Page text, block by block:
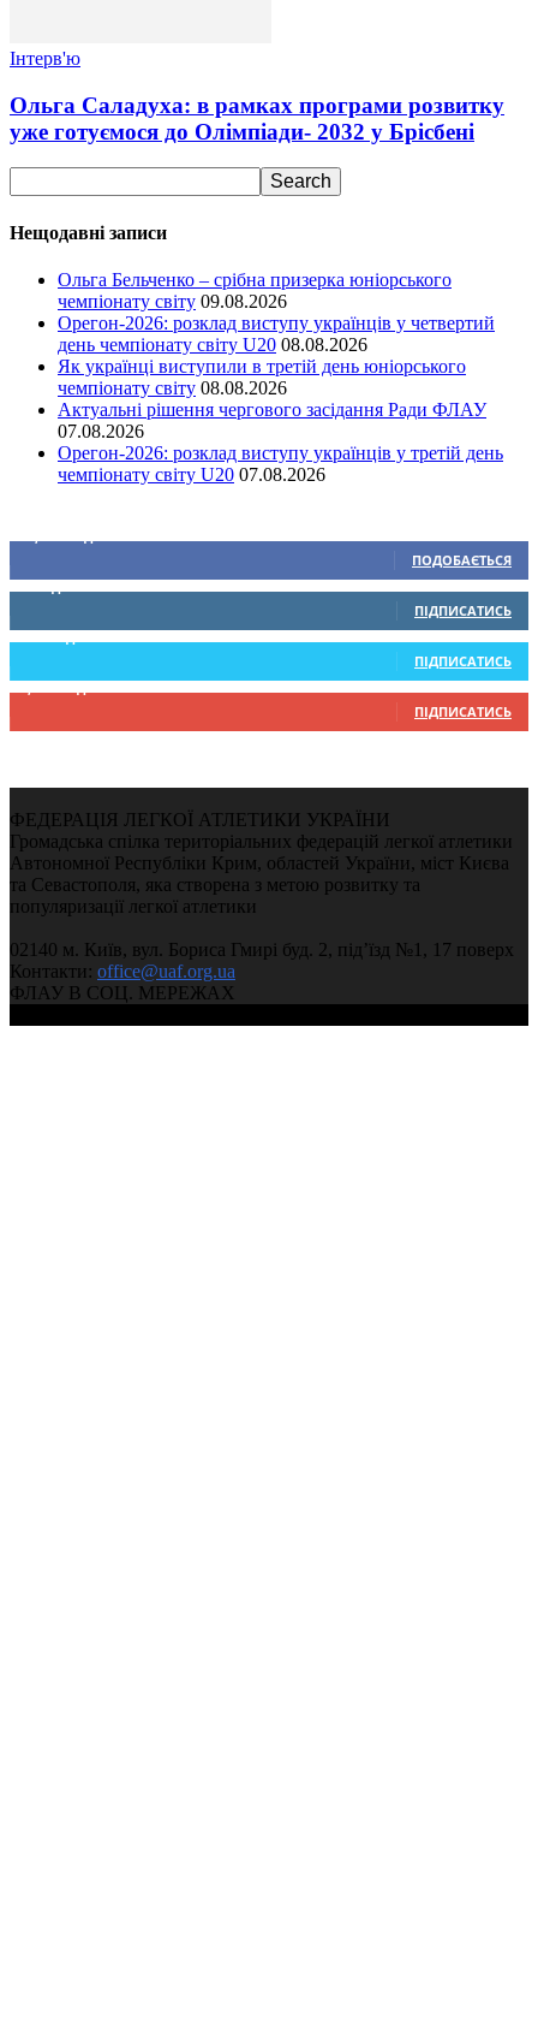
Інтерв'ю
Ольга Саладуха: в рамках програми розвитку
уже готуємося до Олімпіади- 2032 у Брісбені
Нещодавні записи
Ольга Бельченко – срібна призерка юніорського
чемпіонату світу 09.08.2026
Орегон-2026: розклад виступу українців у четвертий
день чемпіонату світу U20 08.08.2026
Як українці виступили в третій день юніорського
чемпіонату світу 08.08.2026
Актуальні рішення чергового засідання Ради ФЛАУ
07.08.2026
Орегон-2026: розклад виступу українців у третій день
чемпіонату світу U20 07.08.2026
ПОДОБАЄТЬСЯ
0 Підписників
ПІДПИСАТИСЬ
234 Підписників
ПІДПИСАТИСЬ
9,370 Підписників
ПІДПИСАТИСЬ
ФЕДЕРАЦІЯ ЛЕГКОЇ АТЛЕТИКИ УКРАЇНИ
Громадська спілка територіальних федерацій легкої атлетики
Автономної Республіки Крим, областей України, міст Києва
та Севастополя, яка створена з метою розвитку та
популяризації легкої атлетики
02140 м. Київ, вул. Бориса Гмирі буд. 2, під’їзд №1, 17 поверх
Контакти: office@uaf.org.ua
ФЛАУ В СОЦ. МЕРЕЖАХ